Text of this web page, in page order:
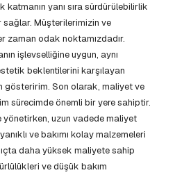
yanı sıra sürdürülebilirlik
sağlar. Müşterilerimizin ve
zaman odak noktamızdadır.
işlevselliğine uygun, aynı
beklentilerini karşılayan
gösteririm. Son olarak, maliyet ve
sürecimde önemli bir yere sahiptir.
uzun vadede maliyet
ve bakımı kolay malzemeleri
daha yüksek maliyete sahip
ve düşük bakım